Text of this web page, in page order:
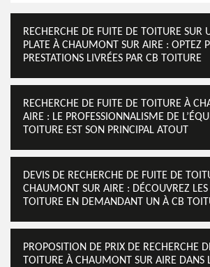
RECHERCHE DE FUITE DE TOITURE SUR
PLATE À CHAUMONT SUR AIRE : OPTEZ
PRESTATIONS LIVRÉES PAR CB TOITURE
RECHERCHE DE FUITE DE TOITURE À
AIRE : LE PROFESSIONNALISME DE
TOITURE EST SON PRINCIPAL ATOUT
DEVIS DE RECHERCHE DE FUITE DE
CHAUMONT SUR AIRE : DÉCOUVREZ LES
TOITURE EN DEMANDANT UN À CB
PROPOSITION DE PRIX DE RECHERCHE
TOITURE À CHAUMONT SUR AIRE DANS